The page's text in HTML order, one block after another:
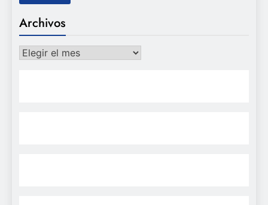
Archivos
Archivos